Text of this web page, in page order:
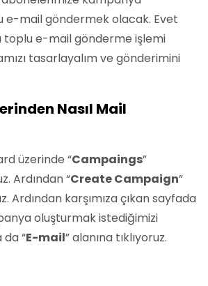
e-mail göndermek olacak. Evet
e-mail gönderme işlemi
tasarlayalım ve gönderimini
Nasıl Mail
üzerinde “Campaings”
Ardından “Create Campaign”
Ardından karşımıza çıkan sayfada
oluşturmak istediğimizi
“E-mail” alanına tıklıyoruz.